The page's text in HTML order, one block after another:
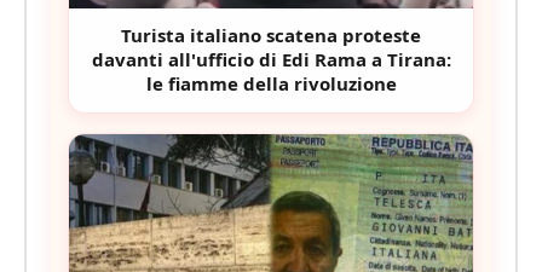
Turista italiano scatena proteste
davanti all'ufficio di Edi Rama a Tirana:
le fiamme della rivoluzione